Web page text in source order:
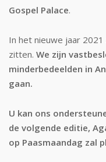
Gospel Palace.
In het nieuwe jaar
zitten. We zijn
minderbedeelden in
gaan.
U kan ons
de volgende editie,
op Paasmaandag zal